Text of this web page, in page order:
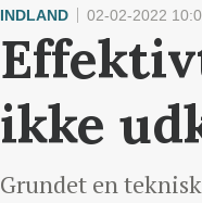
INDLAND 02-02-2022
ikke
Grundet en